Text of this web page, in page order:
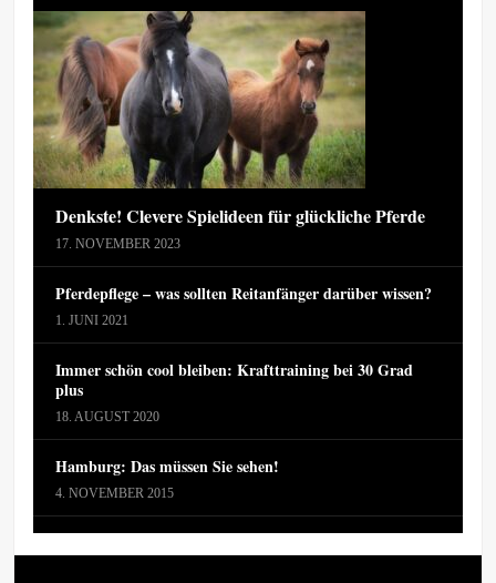
Denkste! Clevere Spielideen für glückliche Pferde
17. NOVEMBER 2023
Pferdepflege – was sollten Reitanfänger darüber wissen?
1. JUNI 2021
Immer schön cool bleiben: Krafttraining bei 30 Grad
plus
18. AUGUST 2020
Hamburg: Das müssen Sie sehen!
4. NOVEMBER 2015